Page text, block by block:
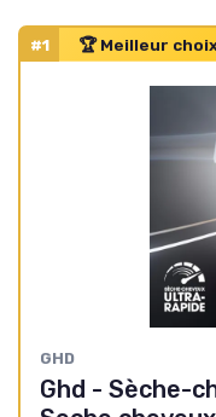
#1 🏆 Meilleur
GHD
Ghd - Sèche-